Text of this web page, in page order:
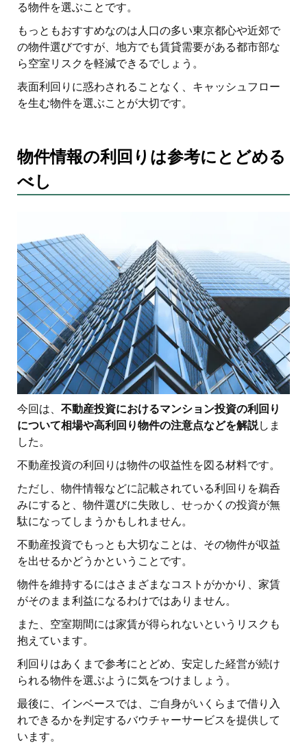
る物件を選ぶことです。
もっともおすすめなのは人口の多い東京都心や近郊で
の物件選びですが、地方でも賃貸需要がある都市部な
ら空室リスクを軽減できるでしょう。
表面利回りに惑わされることなく、キャッシュフロー
を生む物件を選ぶことが大切です。
物件情報の利回りは参考にとどめる
べし
今回は、 不動産投資におけるマンション投資の利回り
について相場や高利回り物件の注意点などを解説しま
した。
不動産投資の利回りは物件の収益性を図る材料です。
ただし、物件情報などに記載されている利回りを鵜呑
みにすると、物件選びに失敗し、せっかくの投資が無
駄になってしまうかもしれません。
不動産投資でもっとも大切なことは、その物件が収益
を出せるかどうかということです。
物件を維持するにはさまざまなコストがかかり、家賃
がそのまま利益になるわけではありません。
また、空室期間には家賃が得られないというリスクも
抱えています。
利回りはあくまで参考にとどめ、安定した経営が続け
られる物件を選ぶように気をつけましょう。
最後に、インベースでは、ご自身がいくらまで借り入
れできるかを判定するバウチャーサービスを提供して
います。